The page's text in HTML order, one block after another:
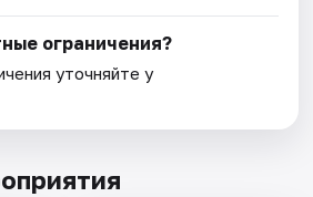
ограничения?
уточняйте у